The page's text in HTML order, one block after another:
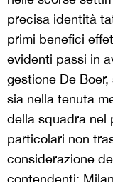
precisa identità
primi benefici
evidenti passi in
gestione De
sia nella tenuta
della squadra nel
particolari non
considerazione
contendenti: